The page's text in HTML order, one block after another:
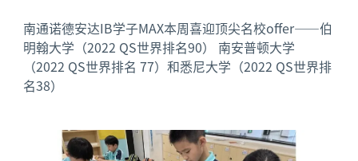
南通诺德安达IB学子MAX本周喜迎顶尖名校offer——伯
明翰大学（2022 QS世界排名90） 南安普顿大学
（2022 QS世界排名 77）和悉尼大学（2022 QS世界排
名38）
News image